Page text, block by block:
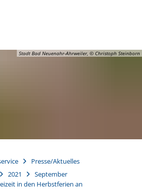
Stadt Bad Neuenahr-Ahrweiler, © Christoph Steinborn
Presse/Aktuelles
2021
September
in den Herbstferien an